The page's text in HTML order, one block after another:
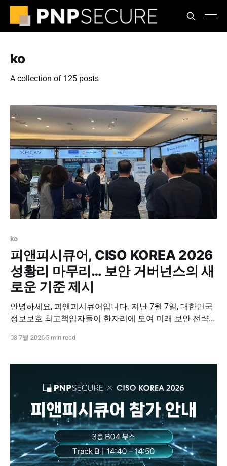
ko
A collection of 125 posts
ko
피앤피시큐어, CISO KOREA 2026
성황리 마무리… 보안 거버넌스의 새
로운 기준 제시
안녕하세요, 피앤피시큐어입니다. 지난 7월 7일, 대한민국
정보보호 최고책임자들이 한자리에 모여 미래 보안 전략을
원 속에 성황리에 막을 내렸습니다. 이번 행사는 기업 보안
08 7월 2026 5 min read